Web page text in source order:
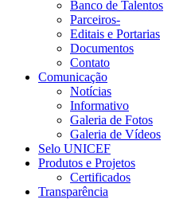
Banco de Talentos
Parceiros-
Editais e Portarias
Documentos
Contato
Comunicação
Notícias
Informativo
Galeria de Fotos
Galeria de Vídeos
Selo UNICEF
Produtos e Projetos
Certificados
Transparência